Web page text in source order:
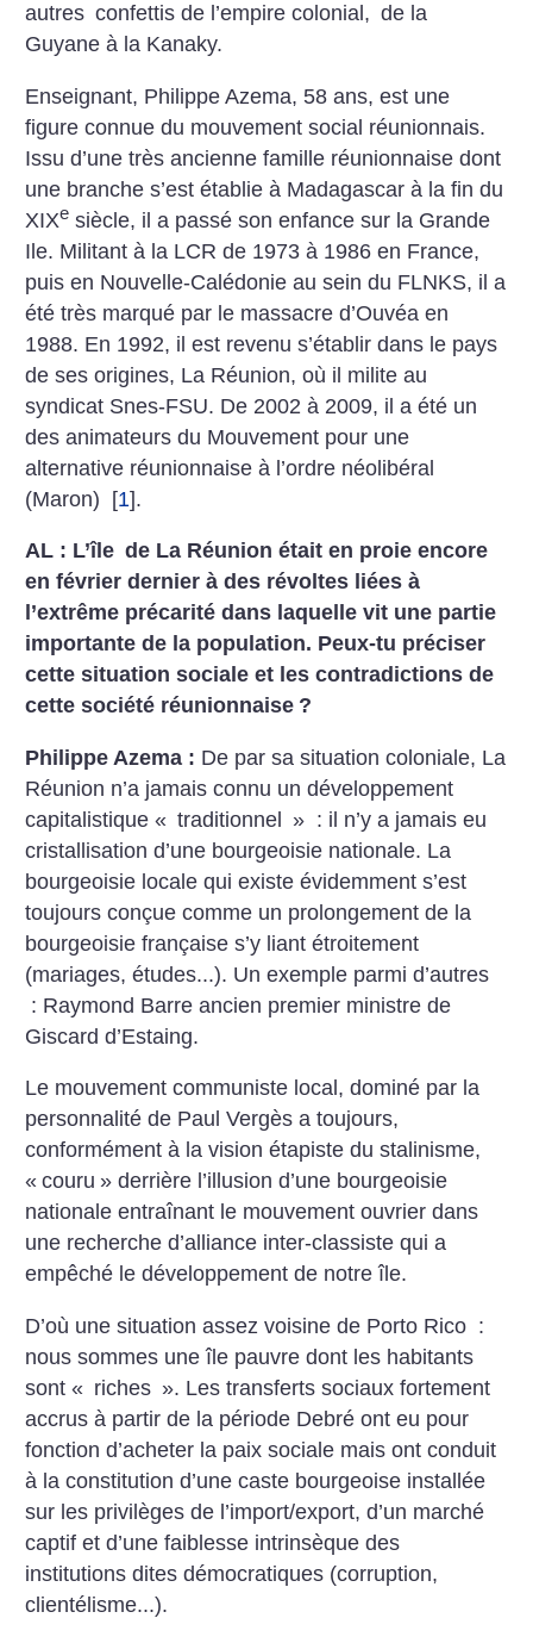
autres confettis de l’empire colonial, de la
Guyane à la Kanaky.
Enseignant, Philippe Azema, 58 ans, est une
figure connue du mouvement social réunionnais.
Issu d’une très ancienne famille réunionnaise dont
une branche s’est établie à Madagascar à la fin du
XIXe siècle, il a passé son enfance sur la Grande
Ile. Militant à la LCR de 1973 à 1986 en France,
puis en Nouvelle-Calédonie au sein du FLNKS, il a
été très marqué par le massacre d’Ouvéa en
1988. En 1992, il est revenu s’établir dans le pays
de ses origines, La Réunion, où il milite au
syndicat Snes-FSU. De 2002 à 2009, il a été un
des animateurs du Mouvement pour une
alternative réunionnaise à l’ordre néolibéral
(Maron) [1].
AL : L’île de La Réunion était en proie encore
en février dernier à des révoltes liées à
l’extrême précarité dans laquelle vit une partie
importante de la population. Peux-tu préciser
cette situation sociale et les contradictions de
cette société réunionnaise ?
Philippe Azema : De par sa situation coloniale, La
Réunion n’a jamais connu un développement
capitalistique « traditionnel » : il n’y a jamais eu
cristallisation d’une bourgeoisie nationale. La
bourgeoisie locale qui existe évidemment s’est
toujours conçue comme un prolongement de la
bourgeoisie française s’y liant étroitement
(mariages, études...). Un exemple parmi d’autres
: Raymond Barre ancien premier ministre de
Giscard d’Estaing.
Le mouvement communiste local, dominé par la
personnalité de Paul Vergès a toujours,
conformément à la vision étapiste du stalinisme,
« couru » derrière l’illusion d’une bourgeoisie
nationale entraînant le mouvement ouvrier dans
une recherche d’alliance inter-classiste qui a
empêché le développement de notre île.
D’où une situation assez voisine de Porto Rico :
nous sommes une île pauvre dont les habitants
sont « riches ». Les transferts sociaux fortement
accrus à partir de la période Debré ont eu pour
fonction d’acheter la paix sociale mais ont conduit
à la constitution d’une caste bourgeoise installée
sur les privilèges de l’import/export, d’un marché
captif et d’une faiblesse intrinsèque des
institutions dites démocratiques (corruption,
clientélisme...).